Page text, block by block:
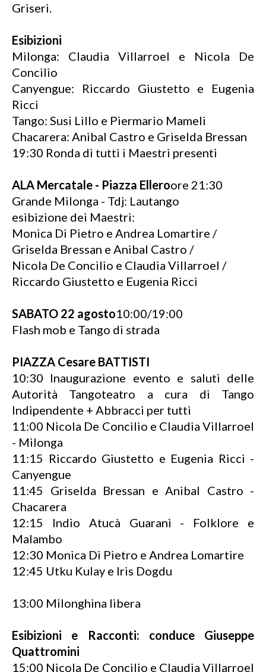
Griseri.
Esibizioni
Milonga: Claudia Villarroel e Nicola De
Concilio
Canyengue: Riccardo Giustetto e Eugenia
Ricci
Tango: Susi Lillo e Piermario Mameli
Chacarera: Anibal Castro e Griselda Bressan
19:30 Ronda di tutti i Maestri presenti
ALA Mercatale - Piazza Elleroore 21:30
Grande Milonga - Tdj: Lautango
esibizione dei Maestri:
Monica Di Pietro e Andrea Lomartire /
Griselda Bressan e Anibal Castro /
Nicola De Concilio e Claudia Villarroel /
Riccardo Giustetto e Eugenia Ricci
SABATO 22 agosto10:00/19:00
Flash mob e Tango di strada
PIAZZA Cesare BATTISTI
10:30 Inaugurazione evento e saluti delle
Autorità Tangoteatro a cura di Tango
Indipendente + Abbracci per tutti
11:00 Nicola De Concilio e Claudia Villarroel
- Milonga
11:15 Riccardo Giustetto e Eugenia Ricci -
Canyengue
11:45 Griselda Bressan e Anibal Castro -
Chacarera
12:15 Indio Atucà Guaranì - Folklore e
Malambo
12:30 Monica Di Pietro e Andrea Lomartire
12:45 Utku Kulay e Iris Dogdu
13:00 Milonghina libera
Esibizioni e Racconti: conduce Giuseppe
Quattromini
15:00 Nicola De Concilio e Claudia Villarroel